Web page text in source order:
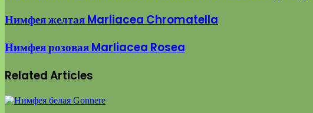
Нимфея желтая Marliacea Chromatella
Нимфея розовая Marliacea Rosea
Related Articles